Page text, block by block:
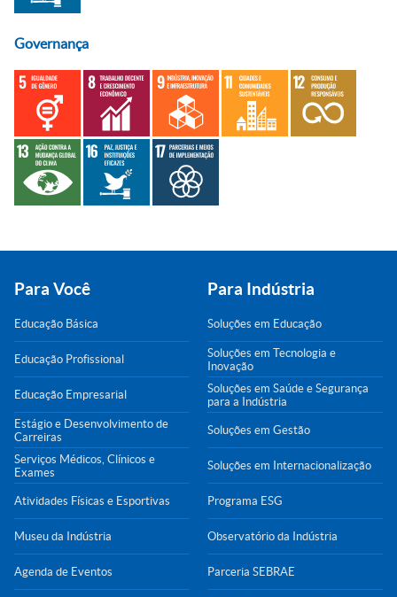
Governança
Para Você
Educação Básica
Educação Profissional
Educação Empresarial
Estágio e Desenvolvimento de
Carreiras
Serviços Médicos, Clínicos e
Exames
Atividades Físicas e Esportivas
Museu da Indústria
Agenda de Eventos
Para Indústria
Soluções em Educação
Soluções em Tecnologia e
Inovação
Soluções em Saúde e Segurança
para a Indústria
Soluções em Gestão
Soluções em Internacionalização
Programa ESG
Observatório da Indústria
Parceria SEBRAE